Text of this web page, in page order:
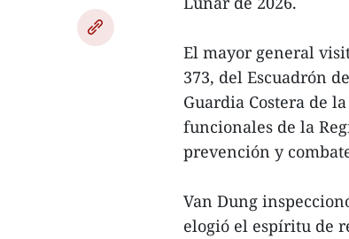
El mayor general
373, del Escuadrón
Guardia Costera de
funcionales de la
prevención y
Van Dung
elogió el espíritu de